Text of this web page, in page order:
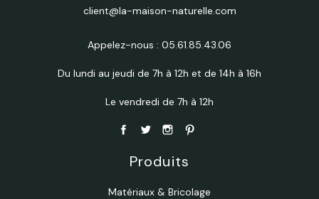
client@la-maison-naturelle.com
Appelez-nous : 05.61.85.43.06
Du lundi au jeudi de 7h à 12h et de 14h à 16h
Le vendredi de 7h à 12h
Produits
Matériaux & Bricolage